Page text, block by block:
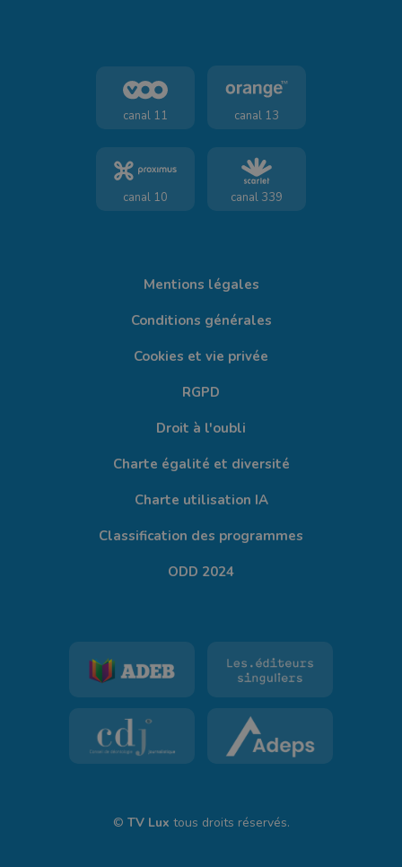
canal 11 canal 13
canal 10 canal 339
Mentions légales
Conditions générales
Cookies et vie privée
RGPD
Droit à l'oubli
Charte égalité et diversité
Charte utilisation IA
Classification des programmes
ODD 2024
© TV Lux tous droits réservés.